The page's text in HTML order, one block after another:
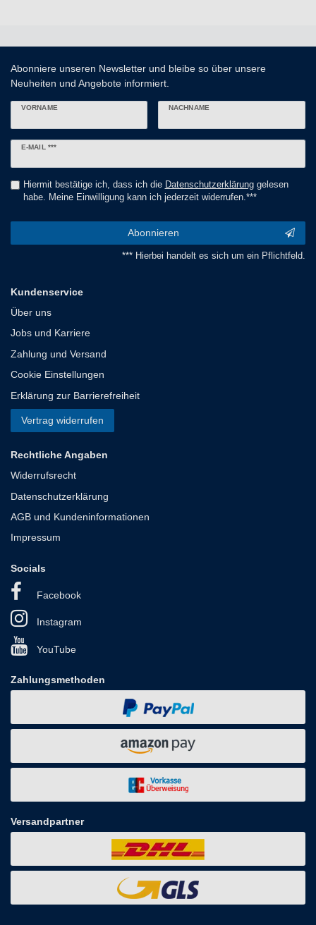
Abonniere unseren Newsletter und bleibe so über unsere
Neuheiten und Angebote informiert.
VORNAME NACHNAME
E-MAIL ***
Newsletter
Hiermit bestätige ich, dass ich die Daten­schutz­erklärunggelesen
habe. Meine Einwilligung kann ich jederzeit widerrufen.***
Abonnieren
*** Hierbei handelt es sich um ein Pflichtfeld.
Kundenservice
Über uns
Jobs und Karriere
Zahlung und Versand
Cookie Einstellungen
Erklärung zur Barrierefreiheit
Vertrag widerrufen
Rechtliche Angaben
Widerrufsrecht
Datenschutzerklärung
AGB und Kundeninformationen
Impressum
Socials
Facebook
Instagram
YouTube
Zahlungsmethoden
Versandpartner